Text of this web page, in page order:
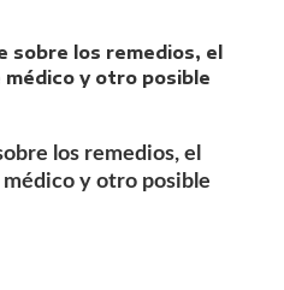
los remedios, el
y otro posible